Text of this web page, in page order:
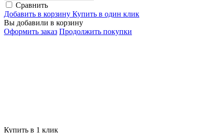
Сравнить
Добавить в корзину Купить в один клик
Вы добавили в корзину
Оформить заказ Продолжить покупки
Купить в 1 клик